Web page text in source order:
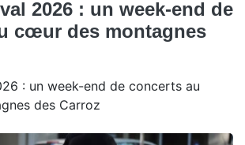
2026 : un week-end de
cœur des montagnes
: un week-end de concerts au
des Carroz